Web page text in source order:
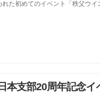
た初めてのイベント「秩父ウイ
支部20周年記念イ